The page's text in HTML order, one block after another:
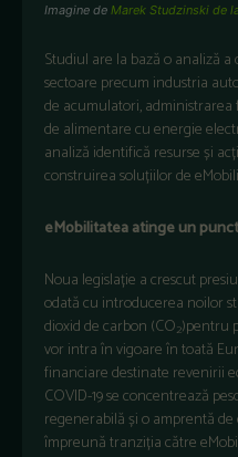
Imagine de Marek Studzinski de
Studiul are la bază o analiză
sectoare precum industria
de acumulatori,
de alimentare cu energie
analiză identifică resurse și
construirea soluțiilor de
eMobilitateaatinge un
Noua legislație a crescut
odată cu introducerea noilor
dioxid de carbon (CO2)pentru
vor intra în vigoare în toată
financiare destinate revenirii
COVID-19 se concentrează
regenerabilă și o amprentă
împreună tranziția către